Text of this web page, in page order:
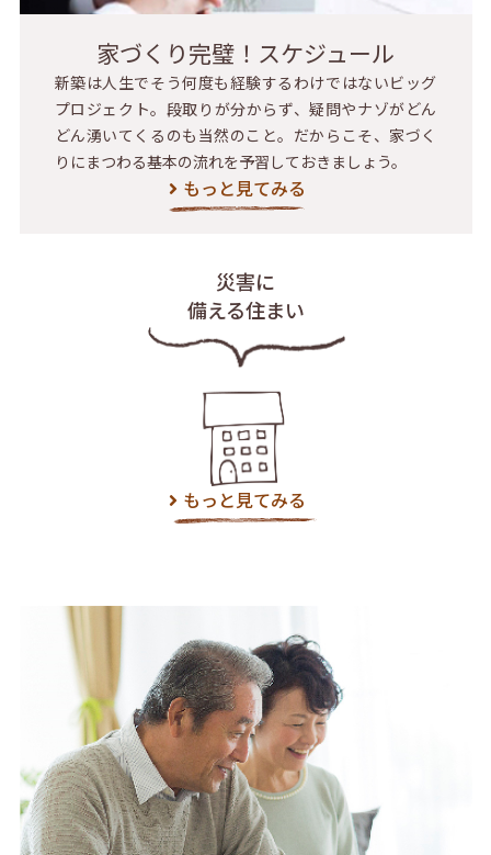
家づくり完璧！スケジュール
新築は人生でそう何度も経験するわけではないビッグ
プロジェクト。段取りが分からず、疑問やナゾがどん
どん湧いてくるのも当然のこと。だからこそ、家づく
りにまつわる基本の流れを予習しておきましょう。
もっと見てみる
災害に
備える住まい
もっと見てみる